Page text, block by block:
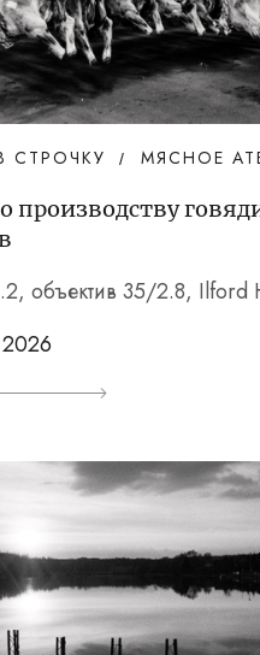
СТРОЧКУ МЯСНОЕ
производству
объектив 35/2.8, Ilford